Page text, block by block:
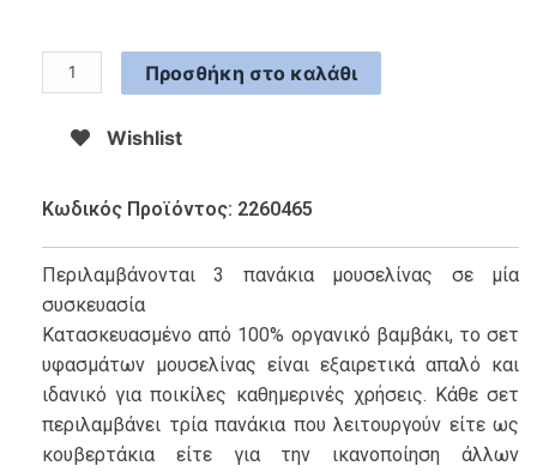
Προσθήκη στο καλάθι
Wishlist
Κωδικός Προϊόντος: 2260465
Περιλαμβάνονται 3 πανάκια μουσελίνας σε μία
συσκευασία
Κατασκευασμένο από 100% οργανικό βαμβάκι, το σετ
υφασμάτων μουσελίνας είναι εξαιρετικά απαλό και
ιδανικό για ποικίλες καθημερινές χρήσεις. Κάθε σετ
περιλαμβάνει τρία πανάκια που λειτουργούν είτε ως
κουβερτάκια είτε για την ικανοποίηση άλλων